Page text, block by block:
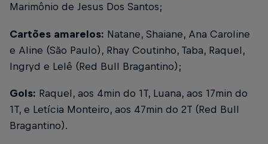
Marimônio de Jesus Dos Santos;
Cartões amarelos: Natane, Shaiane, Ana Caroline
e Aline (São Paulo), Rhay Coutinho, Taba, Raquel,
Ingryd e Lelê (Red Bull Bragantino);
Gols: Raquel, aos 4min do 1T, Luana, aos 17min do
1T, e Letícia Monteiro, aos 47min do 2T (Red Bull
Bragantino).